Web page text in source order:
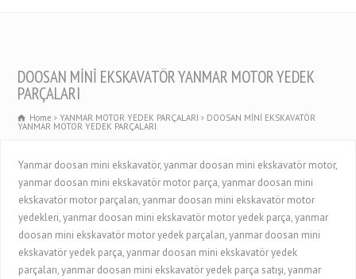
DOOSAN MİNİ EKSKAVATÖR YANMAR MOTOR YEDEK
PARÇALARI
Home YANMAR MOTOR YEDEK PARÇALARI DOOSAN MİNİ EKSKAVATÖR
YANMAR MOTOR YEDEK PARÇALARI
Yanmar doosan mini ekskavatör, yanmar doosan mini ekskavatör motor,
yanmar doosan mini ekskavatör motor parça, yanmar doosan mini
ekskavatör motor parçaları, yanmar doosan mini ekskavatör motor
yedekleri, yanmar doosan mini ekskavatör motor yedek parça, yanmar
doosan mini ekskavatör motor yedek parçaları, yanmar doosan mini
ekskavatör yedek parça, yanmar doosan mini ekskavatör yedek
parçaları, yanmar doosan mini ekskavatör yedek parça satışı, yanmar